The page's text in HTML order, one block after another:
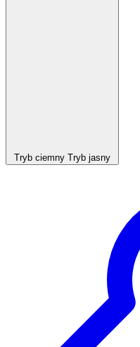
Tryb ciemny Tryb jasny